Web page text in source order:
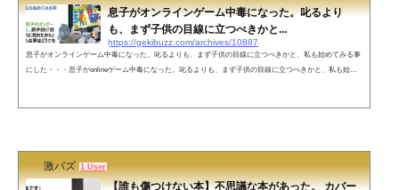
息子がオンラインゲーム中毒になった。叱るより
も、まず子供の目線に立つべきかと...
https://gekibuzz.com/archives/10887
息子がオンラインゲーム中毒になった。叱るよりも、まず子供の目線に立つべきかと、私も始めてみる事
にした・・・息子がonlineゲーム中毒になった。叱るよりも、まず子供の目線に立つべきかと、私も始め
激バズ 1 User
【誰も傷つけない本】不思議な本があった。 カバー